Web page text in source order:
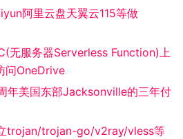
阿里云盘天翼云115等做
无服务器Serverless Function)上
问OneDrive
年美国东部Jacksonville的三年付
trojan/trojan-go/v2ray/vless等